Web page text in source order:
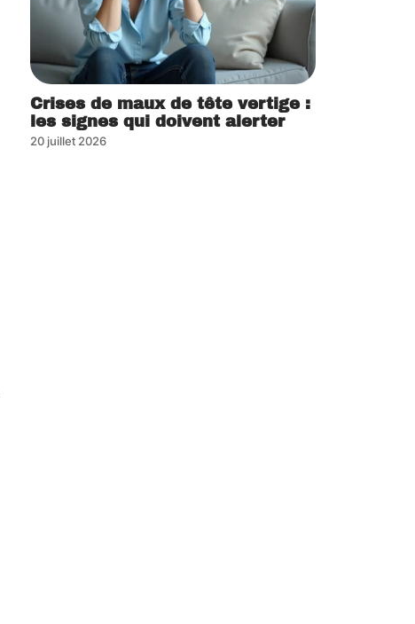
Crises de maux de tête vertige :
les signes qui doivent alerter
20 juillet 2026